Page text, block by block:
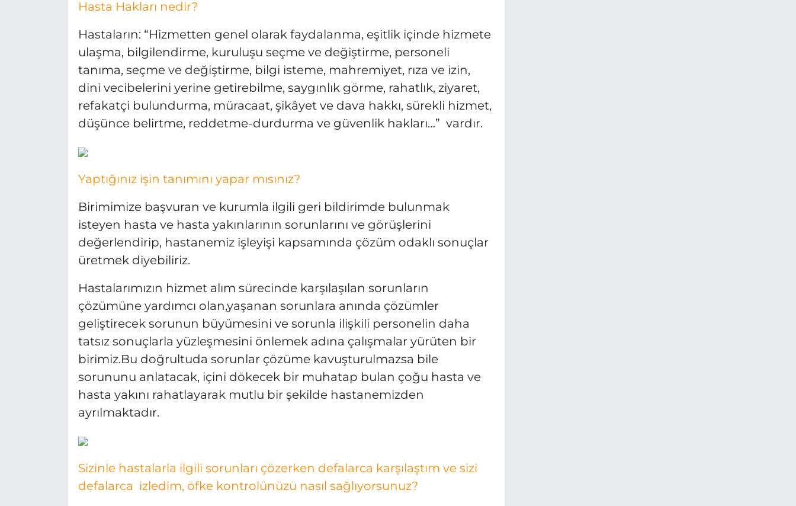
Hasta Hakları nedir?
Hastaların: “Hizmetten genel olarak faydalanma, eşitlik içinde hizmete
ulaşma, bilgilendirme, kuruluşu seçme ve değiştirme, personeli
tanıma, seçme ve değiştirme, bilgi isteme, mahremiyet, rıza ve izin,
dini vecibelerini yerine getirebilme, saygınlık görme, rahatlık, ziyaret,
refakatçi bulundurma, müracaat, şikâyet ve dava hakkı, sürekli hizmet,
düşünce belirtme, reddetme-durdurma ve güvenlik hakları…” vardır.
Yaptığınız işin tanımını yapar mısınız?
Birimimize başvuran ve kurumla ilgili geri bildirimde bulunmak
isteyen hasta ve hasta yakınlarının sorunlarını ve görüşlerini
değerlendirip, hastanemiz işleyişi kapsamında çözüm odaklı sonuçlar
üretmek diyebiliriz.
Hastalarımızın hizmet alım sürecinde karşılaşılan sorunların
çözümüne yardımcı olan,yaşanan sorunlara anında çözümler
geliştirecek sorunun büyümesini ve sorunla ilişkili personelin daha
tatsız sonuçlarla yüzleşmesini önlemek adına çalışmalar yürüten bir
birimiz.Bu doğrultuda sorunlar çözüme kavuşturulmazsa bile
sorununu anlatacak, içini dökecek bir muhatap bulan çoğu hasta ve
hasta yakını rahatlayarak mutlu bir şekilde hastanemizden
ayrılmaktadır.
Sizinle hastalarla ilgili sorunları çözerken defalarca karşılaştım ve sizi
defalarca izledim, öfke kontrolünüzü nasıl sağlıyorsunuz?